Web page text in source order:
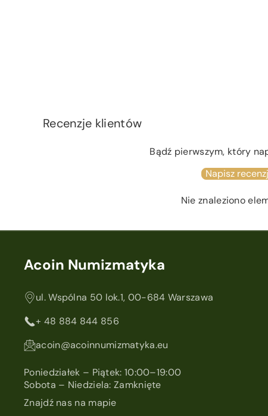
Recenzje klientów
Bądź pierwszym, który
Napisz
Nie znaleziono
Acoin Numizmatyka
ul. Wspólna 50 lok.1, 00-684 Warszawa
+ 48 884 844 856
acoin@acoinnumizmatyka.eu
Poniedziałek – Piątek: 10:00–19:00
Sobota – Niedziela: Zamknięte
Znajdź nas na mapie